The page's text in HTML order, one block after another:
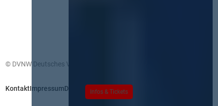
Infos & Tickets
© DVNW Deutsches Vergabenetzwerk GmbH
KontaktImpressumDatenschutz